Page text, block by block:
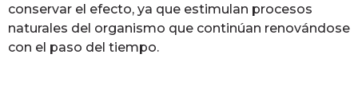
conservar el efecto, ya que estimulan procesos
naturales del organismo que continúan renovándose
con el paso del tiempo.